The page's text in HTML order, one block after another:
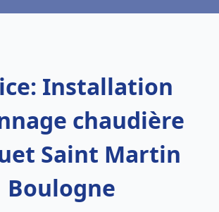
Installation
chaudière
Saint Martin
Boulogne